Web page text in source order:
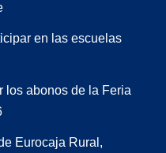
en las escuelas
los abonos de la Feria
Eurocaja Rural,